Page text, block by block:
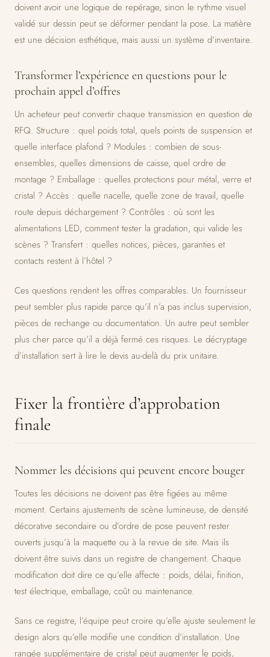
doivent avoir une logique de repérage, sinon le rythme visuel
validé sur dessin peut se déformer pendant la pose. La matière
est une décision esthétique, mais aussi un système d’inventaire.
Transformer l’expérience en questions pour le
prochain appel d’offres
Un acheteur peut convertir chaque transmission en question de
RFQ. Structure : quel poids total, quels points de suspension et
quelle interface plafond ? Modules : combien de sous-
ensembles, quelles dimensions de caisse, quel ordre de
montage ? Emballage : quelles protections pour métal, verre et
cristal ? Accès : quelle nacelle, quelle zone de travail, quelle
route depuis déchargement ? Contrôles : où sont les
alimentations LED, comment tester la gradation, qui valide les
scènes ? Transfert : quelles notices, pièces, garanties et
contacts restent à l’hôtel ?
Ces questions rendent les offres comparables. Un fournisseur
peut sembler plus rapide parce qu’il n’a pas inclus supervision,
pièces de rechange ou documentation. Un autre peut sembler
plus cher parce qu’il a déjà fermé ces risques. Le décryptage
d’installation sert à lire le devis au-delà du prix unitaire.
Fixer la frontière d’approbation
finale
Nommer les décisions qui peuvent encore bouger
Toutes les décisions ne doivent pas être figées au même
moment. Certains ajustements de scène lumineuse, de densité
décorative secondaire ou d’ordre de pose peuvent rester
ouverts jusqu’à la maquette ou à la revue de site. Mais ils
doivent être suivis dans un registre de changement. Chaque
modification doit dire ce qu’elle affecte : poids, délai, finition,
test électrique, emballage, coût ou maintenance.
Sans ce registre, l’équipe peut croire qu’elle ajuste seulement le
design alors qu’elle modifie une condition d’installation. Une
rangée supplémentaire de cristal peut augmenter le poids,